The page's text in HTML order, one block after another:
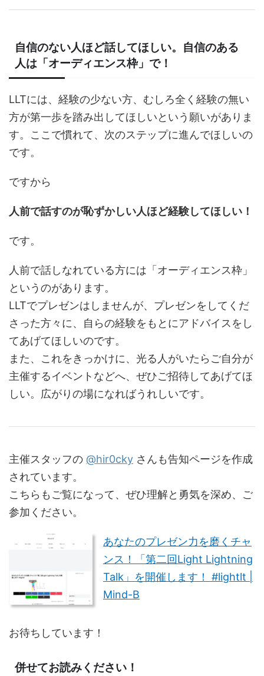
自信のない人ほど話してほしい。自信のある
人は「オーディエンス枠」で！
LLTには、経験の少ない方、むしろ全く経験の無い
方が第一歩を踏み出してほしいという願いがありま
す。ここで慣れて、次のステップに進んでほしいの
です。
ですから
人前で話すのが恥ずかしい人ほど経験してほしい！
です。
人前で話しなれている方には「オーディエンス枠」
というのがあります。
LLTでプレゼンはしませんが、プレゼンをしてくだ
さった方々に、自らの経験をもとにアドバイスをし
てあげてほしいのです。
また、これをきっかけに、光る人がいたらご自分が
主催するイベントなどへ、ぜひご招待してあげてほ
しい。広がりの場になればうれしいです。
主催スタッフの @hir0cky さんも告知ページを作成
されています。
こちらもご覧になって、ぜひ理解と勇気を深め、ご
参加ください。
あなたのプレゼン力を磨くチャ
ンス！「第二回Light Lightning
Talk」を開催します！ #lightlt |
Mind-B
お待ちしています！
併せてお読みください！